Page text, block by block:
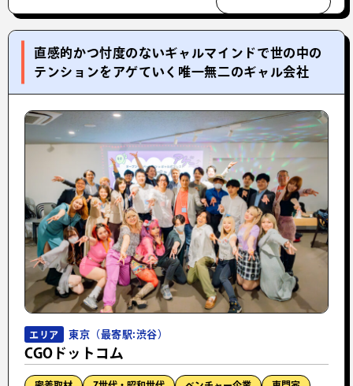
直感的かつ忖度のないギャルマインドで世の中の
テンションをアゲていく唯一無二のギャル会社
エリア 東京（最寄駅:渋谷）
CGOドットコム